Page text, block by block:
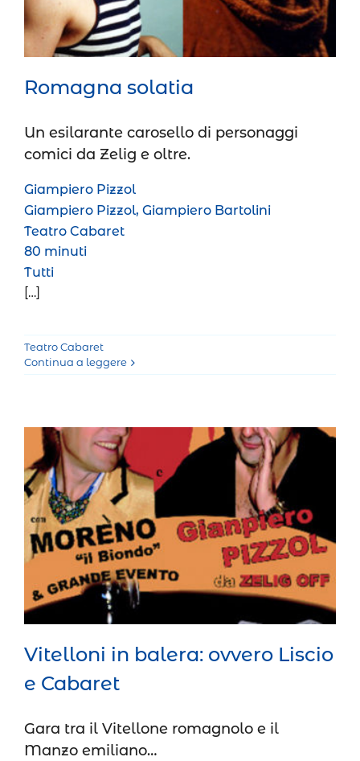
Romagna solatia
Un esilarante carosello di personaggi
comici da Zelig e oltre.
Giampiero Pizzol
Giampiero Pizzol, Giampiero Bartolini
Teatro Cabaret
80 minuti
Tutti
[…]
Teatro Cabaret
Continua a leggere
Vitelloni in balera: ovvero Liscio e
Cabaret
Teatro Cabaret
Vitelloni in balera: ovvero Liscio
e Cabaret
Gara tra il Vitellone romagnolo e il
Manzo emiliano…